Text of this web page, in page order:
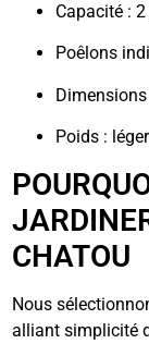
Capacité :
Poêlons
Poids :
CHATOU
Nous
alliant simplicité